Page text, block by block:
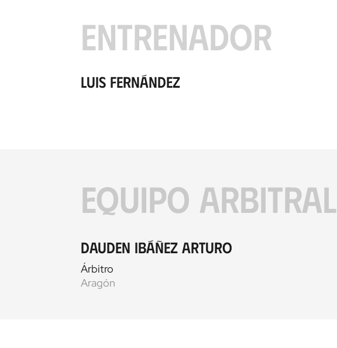
ENTRENADOR
Luis Fernández
EQUIPO ARBITRAL
Dauden Ibáñez Arturo
Árbitro
Aragón